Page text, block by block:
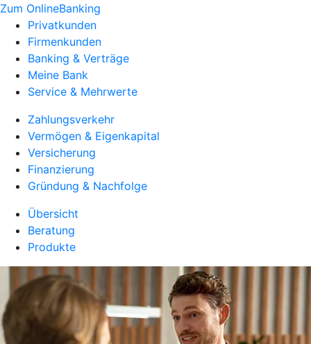
Zum OnlineBanking
Privatkunden
Firmenkunden
Banking & Verträge
Meine Bank
Service & Mehrwerte
Zahlungsverkehr
Vermögen & Eigenkapital
Versicherung
Finanzierung
Gründung & Nachfolge
Übersicht
Beratung
Produkte